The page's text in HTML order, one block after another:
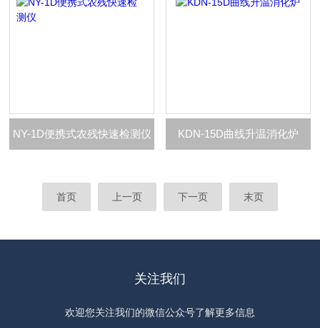
NY-1D便携式农残快速检测仪 KDN-15D曲线升温消化炉
首页 上一页 下一页 末页
关注我们
欢迎您关注我们的微信公众号了解更多信息